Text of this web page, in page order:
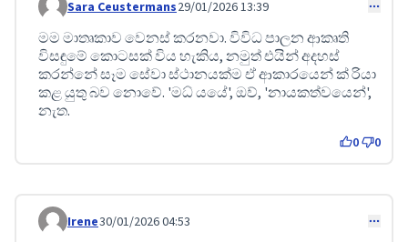
Comment 607
Sara Ceustermans29/01/2026 13:39
මම මාතෘකාව වෙනස් කරනවා. විවිධ පාලන ආකෘති
විසඳුමේ කොටසක් විය හැකිය, නමුත් එයින් අදහස්
කරන්නේ සෑම සේවා ස්ථානයක්ම ඒ ආකාරයෙන් ක් රියා
කළ යුතු බව නොවේ. 'මධ් යයේ', ඔව්, 'නායකත්වයෙන්',
නැත.
0 0
Comment 615
Irene30/01/2026 04:53